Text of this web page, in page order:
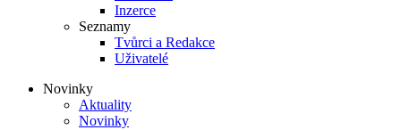
Inzerce
Seznamy
Tvůrci a Redakce
Uživatelé
Novinky
Aktuality
Novinky